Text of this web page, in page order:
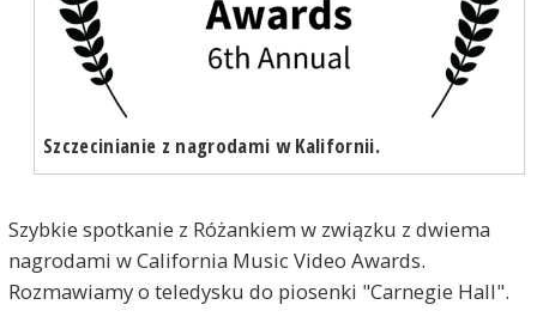
Szczecinianie z nagrodami w Kalifornii.
Szybkie spotkanie z Różankiem w związku z dwiema
nagrodami w California Music Video Awards.
Rozmawiamy o teledysku do piosenki "Carnegie Hall".